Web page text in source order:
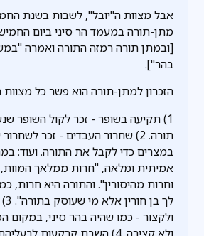
אבל מצוות ה"יובל", לשבות בשנת
מתן-תורה במעמד הר סיני ביום
[ובמתן תורה רמזה התורה ואמרה
בהר"].
הזכרון למתן-תורה הוא פשר כל מצוות
1) תקיעה בשופר - זכר לקול השופר
תורה. 2) שחרור העבדים - זכר
במצרים כדי לקבל את התורה. ועוד:
אמיתית ומלאה, "חרות ממלאך המוות,
וחרות מהיסורין". והתורה היא חרות,
לך
ולקצור - כמו שהיה בהר סיני, במקום